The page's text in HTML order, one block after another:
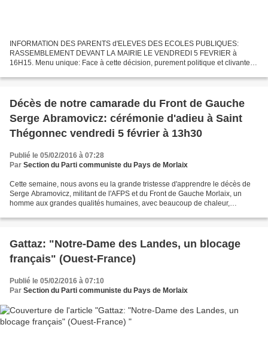
INFORMATION DES PARENTS d'ELEVES DES ECOLES PUBLIQUES:
RASSEMBLEMENT DEVANT LA MAIRIE LE VENDREDI 5 FEVRIER à
16H15. Menu unique: Face à cette décision, purement politique et clivante,
vendredi...
Décès de notre camarade du Front de Gauche
Serge Abramovicz: cérémonie d'adieu à Saint
Thégonnec vendredi 5 février à 13h30
Publié le 05/02/2016 à 07:28
Par Section du Parti communiste du Pays de Morlaix
Cette semaine, nous avons eu la grande tristesse d'apprendre le décès de
Serge Abramovicz, militant de l'AFPS et du Front de Gauche Morlaix, un
homme aux grandes qualités humaines, avec beaucoup de chaleur,
Gattaz: "Notre-Dame des Landes, un blocage
français" (Ouest-France)
Publié le 05/02/2016 à 07:10
Par Section du Parti communiste du Pays de Morlaix